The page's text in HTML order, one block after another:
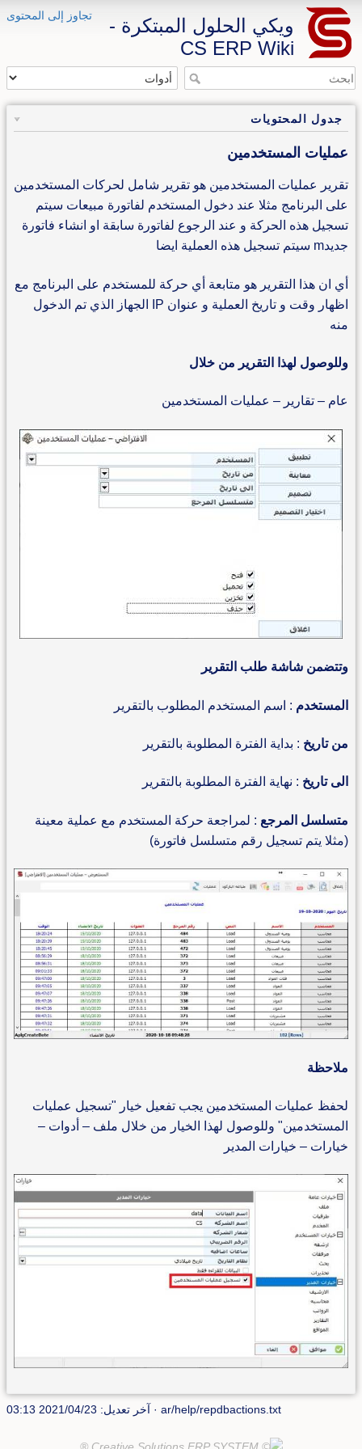
تجاوز إلى المحتوى
ويكي الحلول المبتكرة -
CS ERP Wiki
جدول المحتويات
عمليات المستخدمين
تقرير عمليات المستخدمين هو تقرير شامل لحركات المستخدمين
على البرنامج مثلا عند دخول المستخدم لفاتورة مبيعات سيتم
تسجيل هذه الحركة و عند الرجوع لفاتورة سابقة او انشاء فاتورة
جديدm سيتم تسجيل هذه العملية ايضا
أي ان هذا التقرير هو متابعة أي حركة للمستخدم على البرنامج مع
اظهار وقت و تاريخ العملية و عنوان IP الجهاز الذي تم الدخول
منه
وللوصول لهذا التقرير من خلال
عام – تقارير – عمليات المستخدمين
وتتضمن شاشة طلب التقرير
المستخدم : اسم المستخدم المطلوب بالتقرير
من تاريخ : بداية الفترة المطلوبة بالتقرير
الى تاريخ : نهاية الفترة المطلوبة بالتقرير
متسلسل المرجع : لمراجعة حركة المستخدم مع عملية معينة
(مثلا يتم تسجيل رقم متسلسل فاتورة)
ملاحظة
لحفظ عمليات المستخدمين يجب تفعيل خيار "تسجيل عمليات
المستخدمين" وللوصول لهذا الخيار من خلال ملف – أدوات –
خيارات – خيارات المدير
ar/help/repdbactions.txt · آخر تعديل: 2021/04/23 03:13